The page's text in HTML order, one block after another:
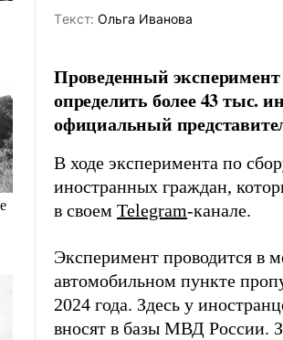
Tекст: Ольга Иванова
Проведенный эксперимент
определить более 43 тыс.
официальный
В ходе эксперимента по
иностранных граждан,
в своем Telegram-канале.
Эксперимент проводится в
автомобильном пункте
2024 года. Здесь у
вносят в базы МВД России.